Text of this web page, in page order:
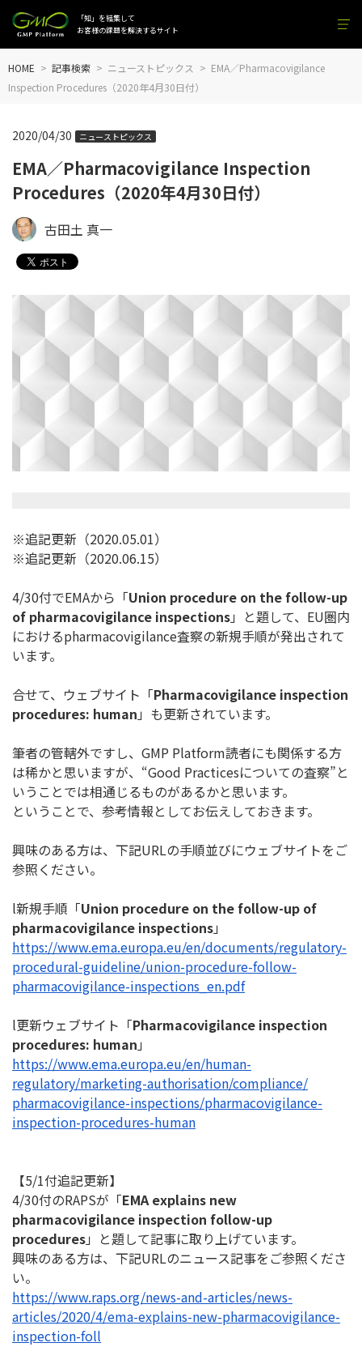
「知」を結集して
お客様の課題を解決するサイト
HOME 記事検索 ニューストピックス
EMA／Pharmacovigilance
Inspection Procedures（2020年4月30日付）
EMA／Pharmacovigilance Inspection
Procedures（2020年4月30日付）
2020/04/30 ニューストピックス
古田土 真一
※追記更新（2020.05.01）
※追記更新（2020.06.15）
4/30付でEMAから「Union procedure on the follow-up
of pharmacovigilance inspections」と題して、EU圏内
におけるpharmacovigilance査察の新規手順が発出されて
います。
合せて、ウェブサイト「Pharmacovigilance inspection
procedures: human 」も更新されています。
筆者の管轄外ですし、GMP Platform読者にも関係する方
は稀かと思いますが、“Good Practicesについての査察”と
いうことでは相通じるものがあるかと思います。
ということで、参考情報としてお伝えしておきます。
興味のある方は、下記URLの手順並びにウェブサイトをご
参照く ださい。
l新規手順「Union procedure on the follow-up of
pharmacovigilance inspections」
https://www.ema.europa.eu/en/documents/regulatory-
procedural-guideline/union-procedure-follow-
pharmacovigilance-inspections_ en.pdf
l更新ウェブサイト「Pharmacovigilance inspection
procedures: human 」
https://www.ema.europa.eu/en/human-
regulatory/marketing-authorisation/compliance/
pharmacovigilance-inspections/pharmacovigilance-
inspection-procedures-human
【5/1付追記更新】
4/30付のRAPSが「EMA explains new
pharmacovigilance inspection follow-up
procedures」と題して記事に取り上げています。
興味のある方は、下記URLのニュース記事をご参照くださ
い。
https://www.raps.org/news-and-articles/news-
articles/2020/4/ema-explains-new-pharmacovigilance-
inspection-foll